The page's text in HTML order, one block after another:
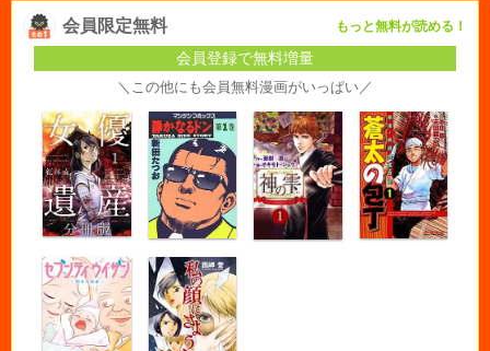
会員限定無料 もっと無料が読める！
会員登録で無料増量
＼この他にも会員無料漫画がいっぱい／